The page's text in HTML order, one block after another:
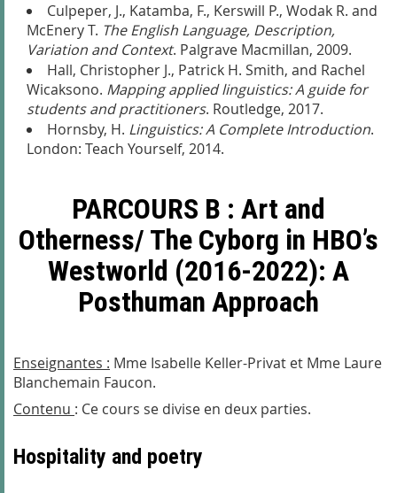
Culpeper, J., Katamba, F., Kerswill P., Wodak R. and
McEnery T. The English Language, Description,
Variation and Context. Palgrave Macmillan, 2009.
Hall, Christopher J., Patrick H. Smith, and Rachel
Wicaksono. Mapping applied linguistics: A guide for
students and practitioners. Routledge, 2017.
Hornsby, H. Linguistics: A Complete Introduction.
London: Teach Yourself, 2014.
PARCOURS B : Art and
Otherness/ The Cyborg in HBO’s
Westworld (2016-2022): A
Posthuman Approach
Enseignantes : Mme Isabelle Keller-Privat et Mme Laure
Blanchemain Faucon.
Contenu : Ce cours se divise en deux parties.
Hospitality and poetry